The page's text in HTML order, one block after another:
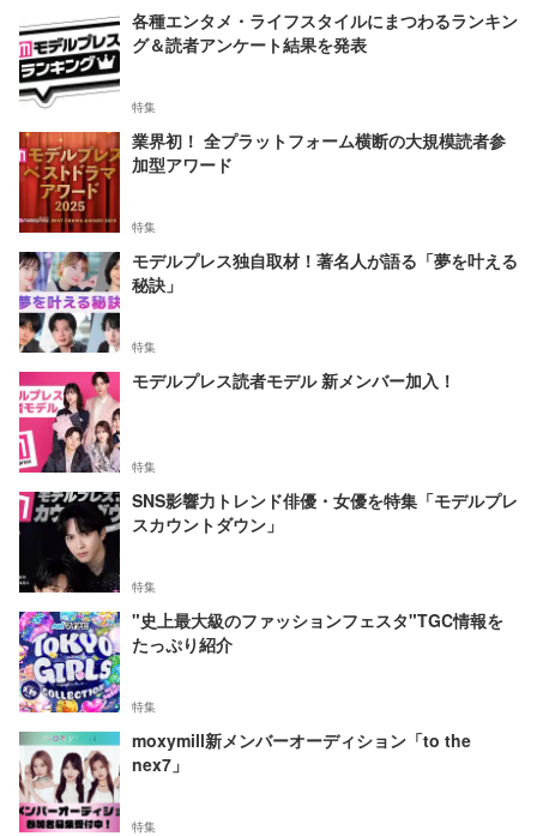
各種エンタメ・ライフスタイルにまつわるランキン
グ＆読者アンケート結果を発表
特集
業界初！ 全プラットフォーム横断の大規模読者参
加型アワード
特集
モデルプレス独自取材！著名人が語る「夢を叶える
秘訣」
特集
モデルプレス読者モデル 新メンバー加入！
特集
SNS影響力トレンド俳優・女優を特集「モデルプレ
スカウントダウン」
特集
"史上最大級のファッションフェスタ"TGC情報を
たっぷり紹介
特集
moxymill新メンバーオーディション「to the
nex7」
特集